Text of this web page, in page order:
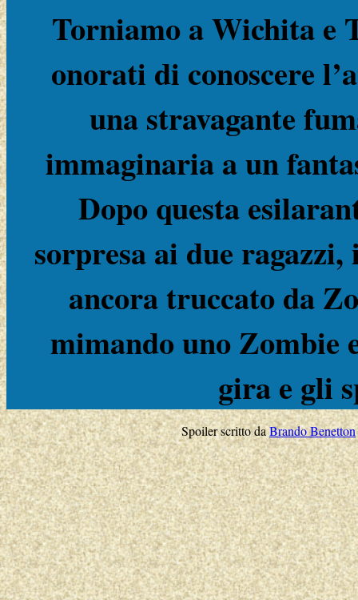
Torniamo a Wichita e
onorati di conoscere
una stravagante
immaginaria a un
Dopo questa
sorpresa ai due
ancora truccato da
mimando uno Zombie
gira e gli
Spoiler scritto daBrando Benetton